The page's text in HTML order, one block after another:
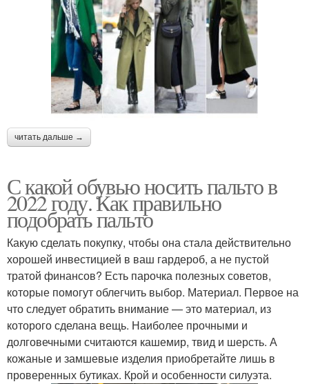
читать дальше →
С какой обувью носить пальто в
2022 году. Как правильно
подобрать пальто
Какую сделать покупку, чтобы она стала действительно
хорошей инвестицией в ваш гардероб, а не пустой
тратой финансов? Есть парочка полезных советов,
которые помогут облегчить выбор. Материал. Первое на
что следует обратить внимание — это материал, из
которого сделана вещь. Наиболее прочными и
долговечными считаются кашемир, твид и шерсть. А
кожаные и замшевые изделия приобретайте лишь в
проверенных бутиках. Крой и особенности силуэта.